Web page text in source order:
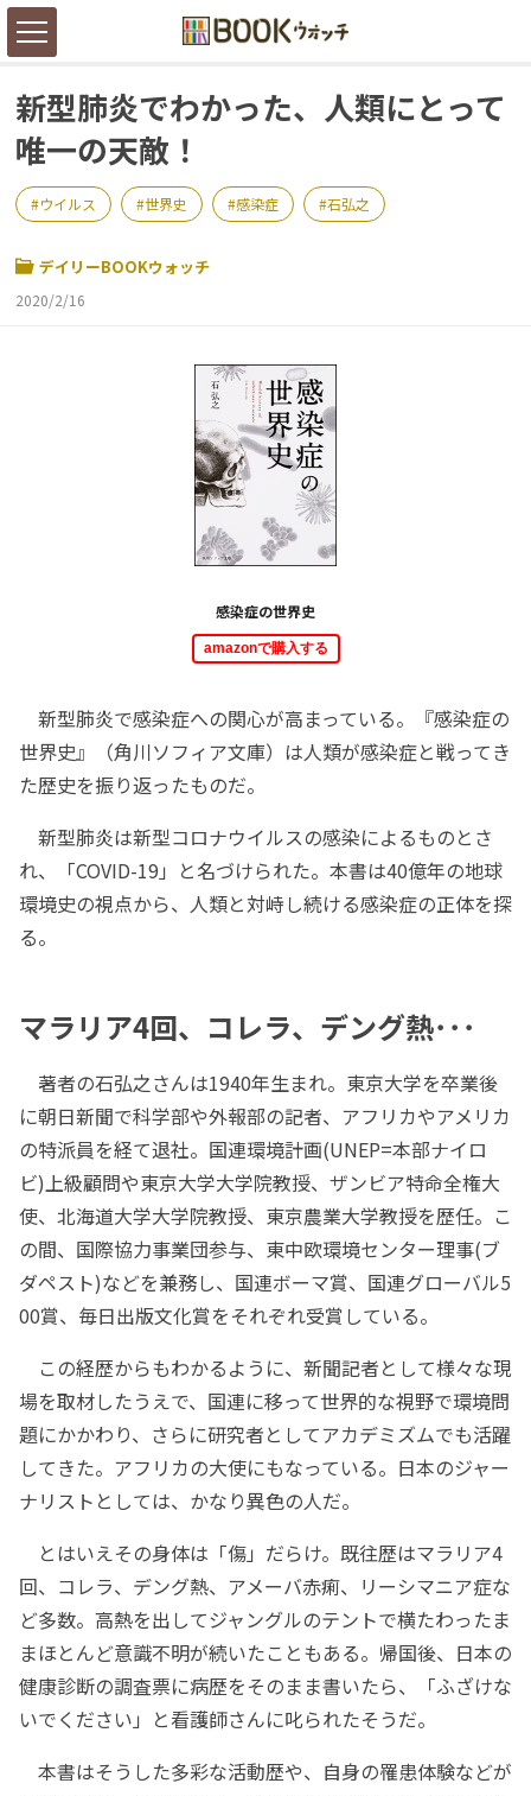
新型肺炎でわかった、人類にとって
唯一の天敵！
ウイルス 世界史 感染症 石弘之
デイリーBOOKウォッチ
2020/2/16
感染症の世界史
amazonで購入する
新型肺炎で感染症への関心が高まっている。『感染症の
世界史』（角川ソフィア文庫）は人類が感染症と戦ってき
た歴史を振り返ったものだ。
新型肺炎は新型コロナウイルスの感染によるものとさ
れ、「COVID-19」と名づけられた。本書は40億年の地球
環境史の視点から、人類と対峙し続ける感染症の正体を探
る。
マラリア4回、コレラ、デング熱･･･
著者の石弘之さんは1940年生まれ。東京大学を卒業後
に朝日新聞で科学部や外報部の記者、アフリカやアメリカ
の特派員を経て退社。国連環境計画(UNEP=本部ナイロ
ビ)上級顧問や東京大学大学院教授、ザンビア特命全権大
使、北海道大学大学院教授、東京農業大学教授を歴任。こ
の間、国際協力事業団参与、東中欧環境センター理事(ブ
ダペスト)などを兼務し、国連ボーマ賞、国連グローバル5
00賞、毎日出版文化賞をそれぞれ受賞している。
この経歴からもわかるように、新聞記者として様々な現
場を取材したうえで、国連に移って世界的な視野で環境問
題にかかわり、さらに研究者としてアカデミズムでも活躍
してきた。アフリカの大使にもなっている。日本のジャー
ナリストとしては、かなり異色の人だ。
とはいえその身体は「傷」だらけ。既往歴はマラリア4
回、コレラ、デング熱、アメーバ赤痢、リーシマニア症な
ど多数。高熱を出してジャングルのテントで横たわったま
まほとんど意識不明が続いたこともある。帰国後、日本の
健康診断の調査票に病歴をそのまま書いたら、「ふざけな
いでください」と看護師さんに叱られたそうだ。
本書はそうした多彩な活動歴や、自身の罹患体験などが